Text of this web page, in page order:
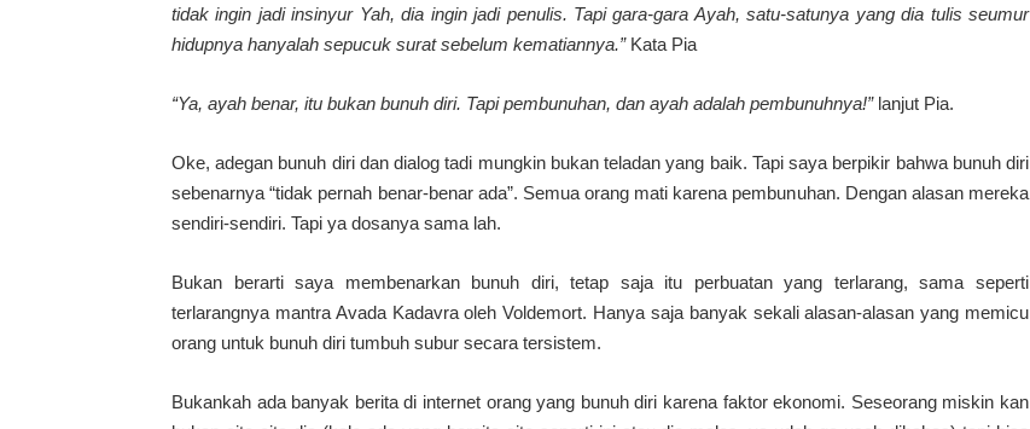
tidak ingin jadi insinyur Yah, dia ingin jadi penulis. Tapi gara-gara Ayah, satu-satunya yang dia tulis seumur
hidupnya hanyalah sepucuk surat sebelum kematiannya.” Kata Pia
“Ya, ayah benar, itu bukan bunuh diri. Tapi pembunuhan, dan ayah adalah pembunuhnya!”lanjut Pia.
Oke, adegan bunuh diri dan dialog tadi mungkin bukan teladan yang baik. Tapi saya berpikir bahwa bunuh diri
sebenarnya “tidak pernah benar-benar ada”. Semua orang mati karena pembunuhan. Dengan alasan mereka
sendiri-sendiri. Tapi ya dosanya sama lah.
Bukan berarti saya membenarkan bunuh diri, tetap saja itu perbuatan yang terlarang, sama seperti
terlarangnya mantra Avada Kadavra oleh Voldemort. Hanya saja banyak sekali alasan-alasan yang memicu
orang untuk bunuh diri tumbuh subur secara tersistem.
Bukankah ada banyak berita di internet orang yang bunuh diri karena faktor ekonomi. Seseorang miskin kan